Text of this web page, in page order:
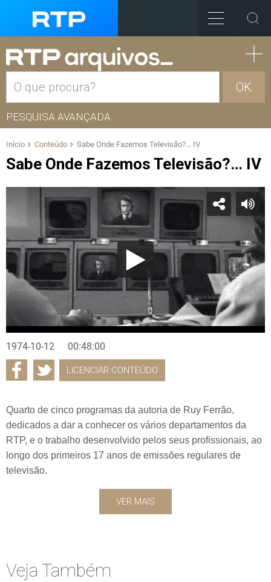
OK
PESQUISA AVANÇADA
Início Conteúdo Sabe Onde Fazemos Televisão?… IV
Sabe Onde Fazemos Televisão?… IV
1974-10-12 00:48:00
LICENCIAR CONTEÚDO
Quarto de cinco programas da autoria de Ruy Ferrão,
dedicados a dar a conhecer os vários departamentos da
RTP, e o trabalho desenvolvido pelos seus profissionais, ao
longo dos primeiros 17 anos de emissões regulares de
televisão.
VER MAIS
Veja Também